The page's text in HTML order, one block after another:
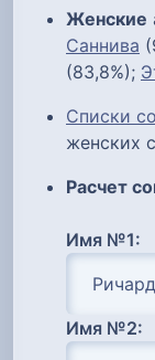
Женские
Саннива
(83,8%);
Списки
женских
Расчет
Имя №1:
Имя №2: